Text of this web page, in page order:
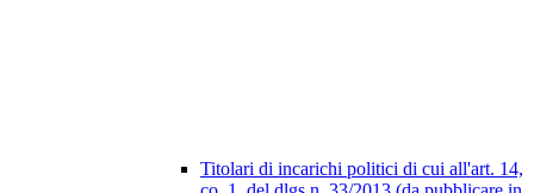
Titolari di incarichi politici di cui all'art. 14,